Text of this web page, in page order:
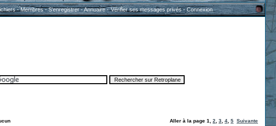
-Membres-S'enregistrer-Annuaire-Vérifier ses messages privés-Connexion
Aller à la page 1 2 3 4 5 Suivante